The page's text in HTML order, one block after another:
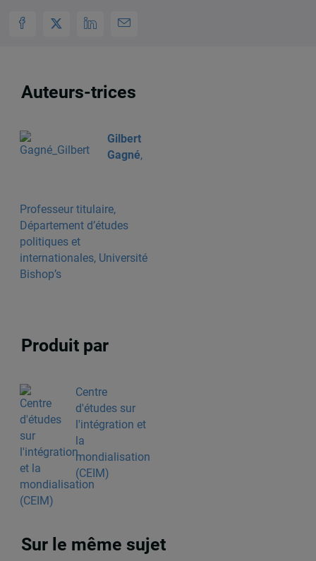
Auteurs-trices
Gilbert
Gagné,
Professeur titulaire,
Département d’études
politiques et
internationales, Université
Bishop’s
Produit par
Centre
d'études sur
l'intégration et
la
mondialisation
(CEIM)
Sur le même sujet